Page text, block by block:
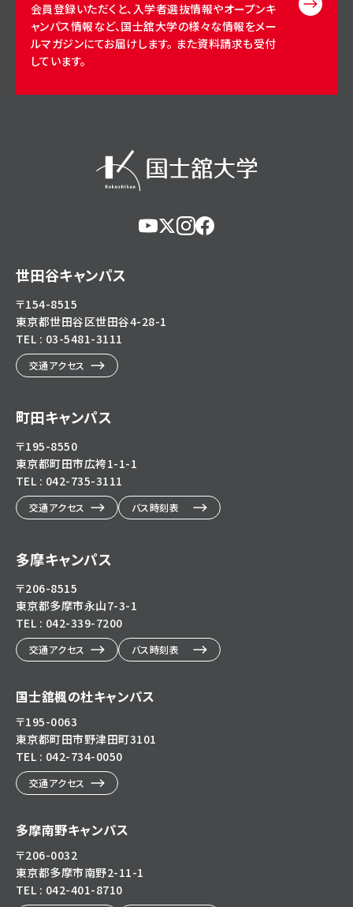
会員登録いただくと、入学者選抜情報やオープンキ
ャンパス情報など、国士舘大学の様々な情報をメー
ルマガジンにてお届けします。 また資料請求も受付
しています。
世田谷キャンパス
〒154-8515
東京都世田谷区世田谷4-28-1
TEL : 03-5481-3111
交通アクセス
町田キャンパス
〒195-8550
東京都町田市広袴1-1-1
TEL : 042-735-3111
交通アクセス バス時刻表
多摩キャンパス
〒206-8515
東京都多摩市永山7-3-1
TEL : 042-339-7200
交通アクセス バス時刻表
国士舘楓の杜キャンパス
〒195-0063
東京都町田市野津田町3101
TEL : 042-734-0050
交通アクセス
多摩南野キャンパス
〒206-0032
東京都多摩市南野2-11-1
TEL : 042-401-8710